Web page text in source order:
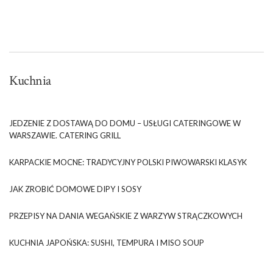
Kuchnia
JEDZENIE Z DOSTAWĄ DO DOMU – USŁUGI CATERINGOWE W
WARSZAWIE. CATERING GRILL
KARPACKIE MOCNE: TRADYCYJNY POLSKI PIWOWARSKI KLASYK
JAK ZROBIĆ DOMOWE DIPY I SOSY
PRZEPISY NA DANIA WEGAŃSKIE Z WARZYW STRĄCZKOWYCH
KUCHNIA JAPOŃSKA: SUSHI, TEMPURA I MISO SOUP